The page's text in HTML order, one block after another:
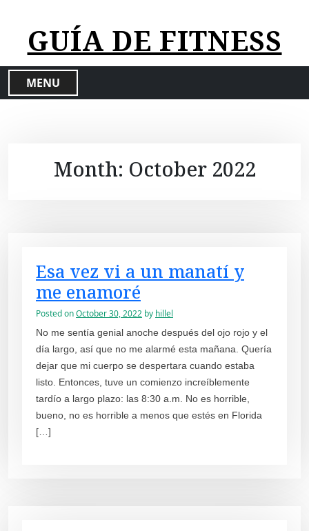
GUÍA DE FITNESS
MENU
Month: October 2022
Esa vez vi a un manatí y
me enamoré
Posted onOctober 30, 2022 by hillel
No me sentía genial anoche después del ojo rojo y el
día largo, así que no me alarmé esta mañana. Quería
dejar que mi cuerpo se despertara cuando estaba
listo. Entonces, tuve un comienzo increíblemente
tardío a largo plazo: las 8:30 a.m. No es horrible,
bueno, no es horrible a menos que estés en Florida
[…]